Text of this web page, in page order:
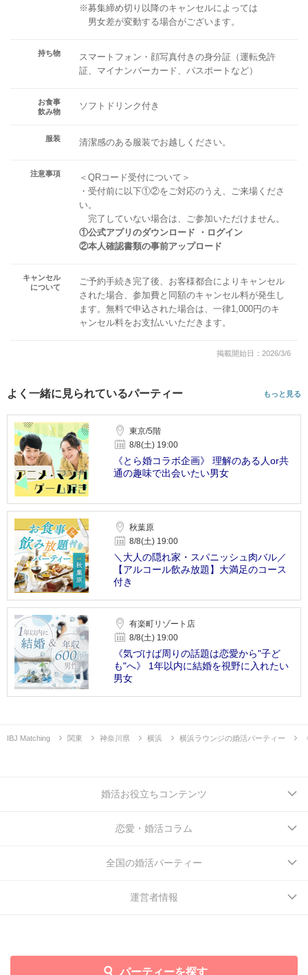
※募集締め切り以降のキャンセルによっては
男女差が変動する場合がございます。
持ち物
スマートフォン・顔写真付きの身分証（運転免許
証、マイナンバーカード、パスポートなど）
お食事
飲み物
ソフトドリンク付き
服装 清潔感のある服装でお越しください。
注意事項
＜QRコード受付について＞
・受付前に以下①②をご対応のうえ、ご来場くださ
い。
完了していない場合は、ご参加いただけません。
①公式アプリのダウンロード ・ログイン
②本人確認書類の事前アップロード
キャンセル
について
ご予約手続き完了後、お客様都合によりキャンセル
された場合、参加費と同額のキャンセル料が発生し
ます。無料で申込された場合は、一律1,000円のキ
ャンセル料をお支払いいただきます。
掲載開始日：2026/3/6
よく一緒に見られているパーティー もっと見る
東京/5階
8/8(土) 19:00
《とら婚コラボ企画》 理解のある人or共
通の趣味で出会いたい男女
秋葉原
8/8(土) 19:00
＼大人の隠れ家・スパニッシュ肉バル／
【アルコール飲み放題】大満足のコース
付き
有楽町リゾート店
8/8(土) 19:00
《気づけば周りの話題は恋愛から"子ど
も"へ》 1年以内に結婚を視野に入れたい
男女
IBJ Matching 関東 神奈川県 横浜 横浜ラウンジの婚活パーティー
パーティーを探す
婚活お役立ちコンテンツ
恋愛・婚活コラム
全国の婚活パーティー
運営者情報